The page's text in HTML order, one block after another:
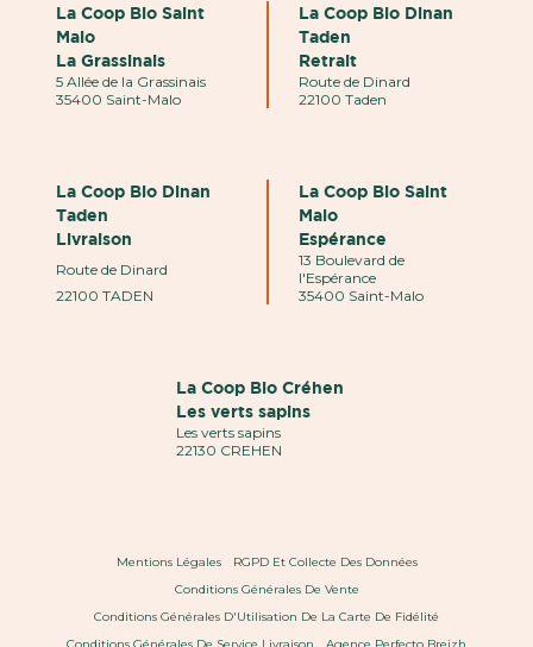
La Coop Bio Saint
Malo
La Grassinais
5 Allée de la Grassinais
35400 Saint-Malo
La Coop Bio Dinan
Taden
Retrait
Route de Dinard
22100 Taden
La Coop Bio Dinan
Taden
Livraison
Route de Dinard
22100 TADEN
La Coop Bio Saint
Malo
Espérance
13 Boulevard de
l'Espérance
35400 Saint-Malo
La Coop Bio Créhen
Les verts sapins
Les verts sapins
22130 CREHEN
Mentions Légales
RGPD Et Collecte Des Données
Conditions Générales De Vente
Conditions Générales D'Utilisation De La Carte De Fidélité